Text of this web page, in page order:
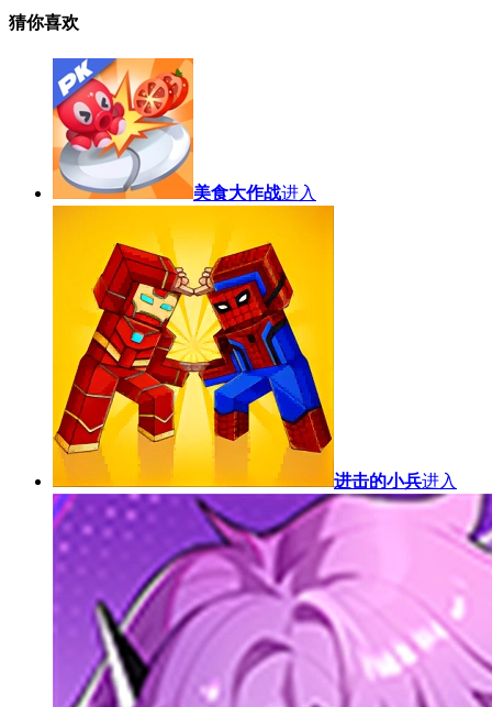
猜你喜欢
美食大作战进入
进击的小兵进入